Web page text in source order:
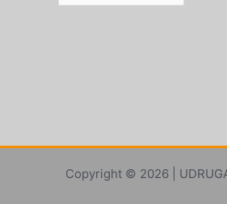
Copyright © 2026 |